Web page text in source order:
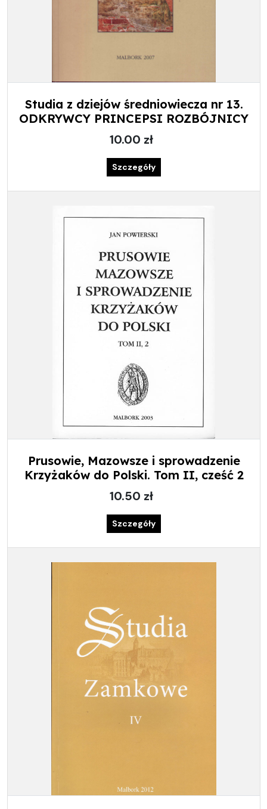
Studia z dziejów średniowiecza nr 13.
ODKRYWCY PRINCEPSI ROZBÓJNICY
10.00 zł
Szczegóły
Prusowie, Mazowsze i sprowadzenie
Krzyżaków do Polski. Tom II, cześć 2
10.50 zł
Szczegóły